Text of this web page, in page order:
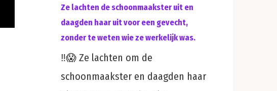
Ze lachten de schoonmaakster uit en
daagden haar uit voor een gevecht,
zonder te weten wie ze werkelijk was.
‼️😱 Ze lachten om de
schoonmaakster en daagden haar